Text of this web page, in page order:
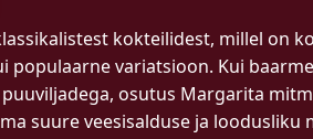
kokteilidest, millel on
populaarne variatsioon. Kui
osutus Margarita
suure veesisalduse ja